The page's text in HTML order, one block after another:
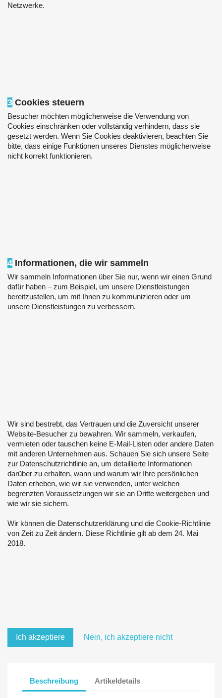
Netzwerke.
3 Cookies steuern
Besucher möchten möglicherweise die Verwendung von
Cookies einschränken oder vollständig verhindern, dass sie
gesetzt werden. Wenn Sie Cookies deaktivieren, beachten Sie
bitte, dass einige Funktionen unseres Dienstes möglicherweise
nicht korrekt funktionieren.
4 Informationen, die wir sammeln
Wir sammeln Informationen über Sie nur, wenn wir einen Grund
dafür haben – zum Beispiel, um unsere Dienstleistungen
bereitzustellen, um mit Ihnen zu kommunizieren oder um
unsere Dienstleistungen zu verbessern.
Wir sind bestrebt, das Vertrauen und die Zuversicht unserer
Website-Besucher zu bewahren. Wir sammeln, verkaufen,
vermieten oder tauschen keine E-Mail-Listen oder andere Daten
mit anderen Unternehmen aus. Schauen Sie sich unsere Seite
zur Datenschutzrichtlinie an, um detaillierte Informationen
darüber zu erhalten, wann und warum wir Ihre persönlichen
Daten erheben, wie wir sie verwenden, unter welchen
begrenzten Voraussetzungen wir sie an Dritte weitergeben und
wie wir sie sichern.
Wir können die Datenschutzerklärung und die Cookie-Richtlinie
von Zeit zu Zeit ändern. Diese Richtlinie gilt ab dem 24. Mai
2018.
Ich akzeptiere Nein, ich akzeptiere nicht
Beschreibung Artikeldetails